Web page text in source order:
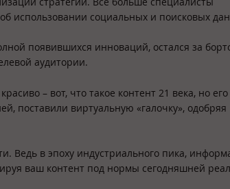
использовании социальных и поисковых
появившихся инноваций, остался за
аудитории.
– вот, что такое контент 21 века, но
виртуальную «галочку», одобряя
Ведь в эпоху индустриального пика,
ваш контент под нормы сегодняшней